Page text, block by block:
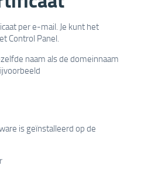
per e-mail. Je kunt het
Control Panel.
naam als de domeinnaam
is geïnstalleerd op de